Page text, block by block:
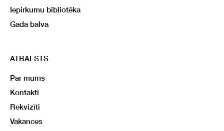
Iepirkumu bibliotēka
Gada balva
ATBALSTS
Par mums
Kontakti
Rekvizīti
Vakances